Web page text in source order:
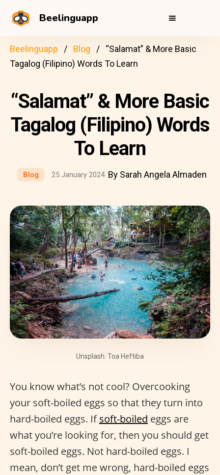
Beelinguapp
Beelinguapp Blog
“Salamat” & More Basic
Tagalog (Filipino) Words To Learn
“Salamat” & More Basic
Tagalog (Filipino) Words
To Learn
Blog 25 January 2024 By Sarah Angela Almaden
Unsplash: Toa Heftiba
You know what’s not cool? Overcooking
your soft-boiled eggs so that they turn into
hard-boiled eggs. Ifsoft-boiled eggs are
what you’re looking for, then you should get
soft-boiled eggs. Not hard-boiled eggs. I
mean, don’t get me wrong, hard-boiled eggs